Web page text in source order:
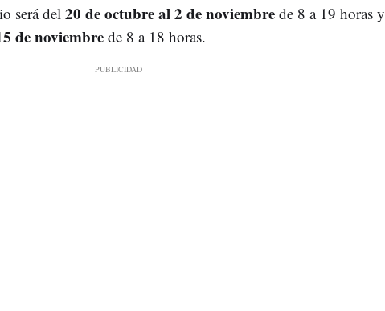
será del 20 de octubre al 2 de noviembrede 8 a 19 horas y
de noviembrede 8 a 18 horas.